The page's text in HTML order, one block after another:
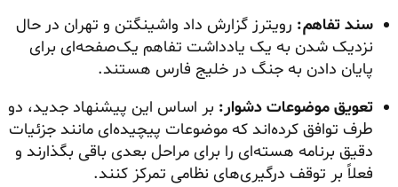
سند تفاهم: رویترز گزارش داد واشینگتن و تهران در حال
نزدیک شدن به یک یادداشت تفاهم یک‌صفحه‌ای برای
پایان دادن به جنگ در خلیج فارس هستند.
تعویق موضوعات دشوار: بر اساس این پیشنهاد جدید، دو
طرف توافق کرده‌اند که موضوعات پیچیده‌ای مانند جزئیات
دقیق برنامه هسته‌ای را برای مراحل بعدی باقی بگذارند و
فعلاً بر توقف درگیری‌های نظامی تمرکز کنند.